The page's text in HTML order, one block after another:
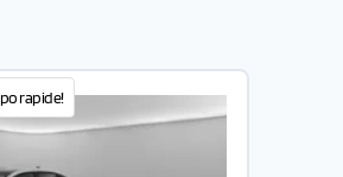
rapide!